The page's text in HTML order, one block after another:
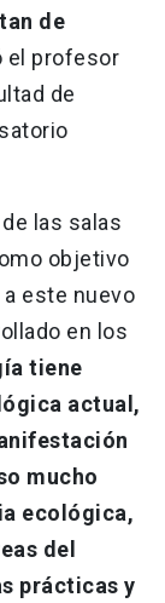
de
el profesor
de
las salas
objetivo
este nuevo
en los
tiene
actual,
mucho
ecológica,
del
prácticas y